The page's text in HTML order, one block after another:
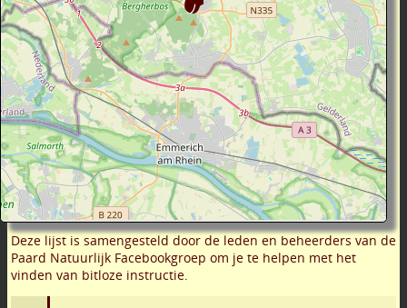
Deze lijst is samengesteld door de leden en beheerders van de
Paard Natuurlijk Facebookgroep om je te helpen met het
vinden van bitloze instructie.